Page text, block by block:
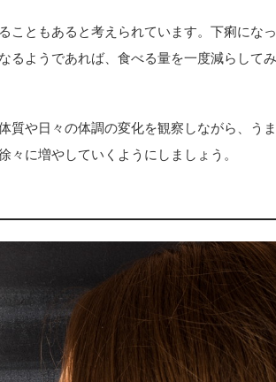
こともあると考えられています。下痢になっ
るようであれば、食べる量を一度減らしてみ
質や日々の体調の変化を観察しながら、うま
に増やしていくようにしましょう。